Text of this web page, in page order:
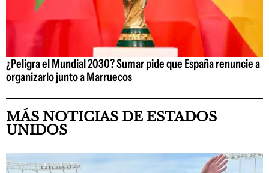
¿Peligra el Mundial 2030? Sumar pide que España renuncie a
organizarlo junto a Marruecos
MÁS NOTICIAS DE ESTADOS
UNIDOS